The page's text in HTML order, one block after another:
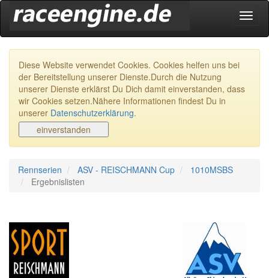
Diese Website verwendet Cookies. Cookies helfen uns bei
der Bereitstellung unserer Dienste.Durch die Nutzung
unserer Dienste erklärst Du Dich damit einverstanden, dass
wir Cookies setzen.Nähere Informationen findest Du in
unserer Datenschutzerklärung.
Rennserien ASV - REISCHMANN Cup
1010MSBS
Ergebnislisten